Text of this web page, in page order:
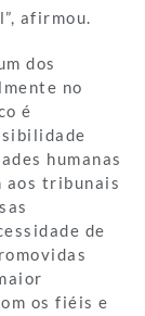
afirmou.
dos
no
é
humanas
aos tribunais
de
os fiéis e